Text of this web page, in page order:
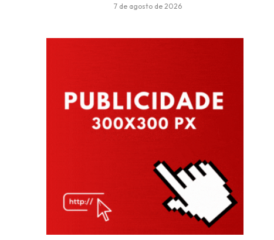
7 de agosto de 2026